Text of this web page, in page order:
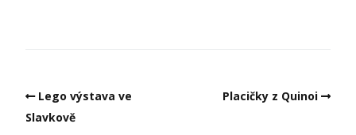
Lego výstava ve
Slavkově
Placičky z Quinoi